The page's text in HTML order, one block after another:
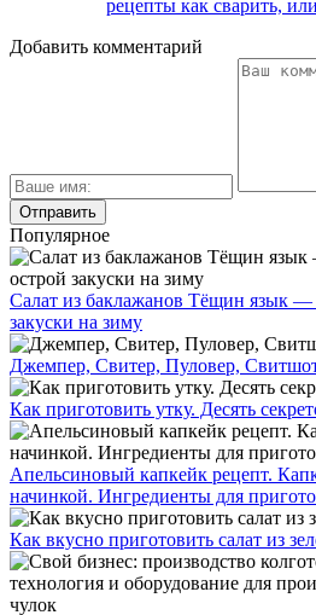
рецепты как сварить,
Добавить комментарий
Популярное
Салат из баклажанов Тёщин язык —
закуски на зиму
Джемпер, Свитер, Пуловер,
Как приготовить утку. Десять
Апельсиновый капкейк рецепт.
начинкой. Ингредиенты для
Как вкусно приготовить салат из